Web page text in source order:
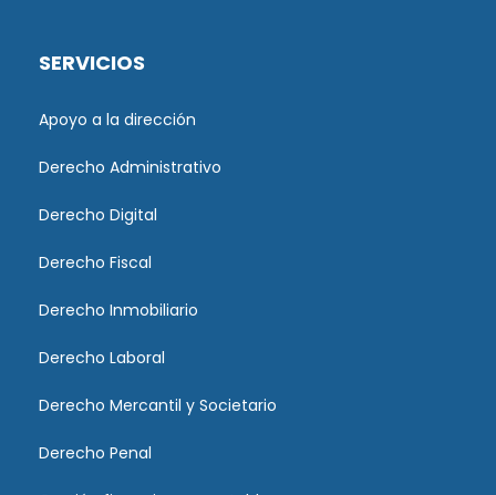
SERVICIOS
Apoyo a la dirección
Derecho Administrativo
Derecho Digital
Derecho Fiscal
Derecho Inmobiliario
Derecho Laboral
Derecho Mercantil y Societario
Derecho Penal